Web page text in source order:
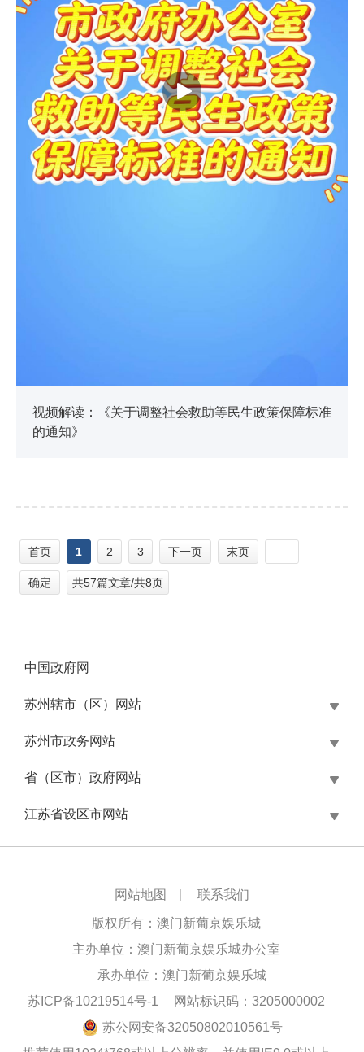
视频解读：《关于调整社会救助等民生政策保障标准
的通知》
首页 1 2 3 下一页 末页
确定 共57篇文章/共8页
中国政府网
苏州辖市（区）网站
苏州市政务网站
省（区市）政府网站
江苏省设区市网站
网站地图 联系我们
版权所有：澳门新葡京娱乐城
主办单位：澳门新葡京娱乐城办公室
承办单位：澳门新葡京娱乐城
苏ICP备10219514号-1
网站标识码：3205000002
苏公网安备32050802010561号